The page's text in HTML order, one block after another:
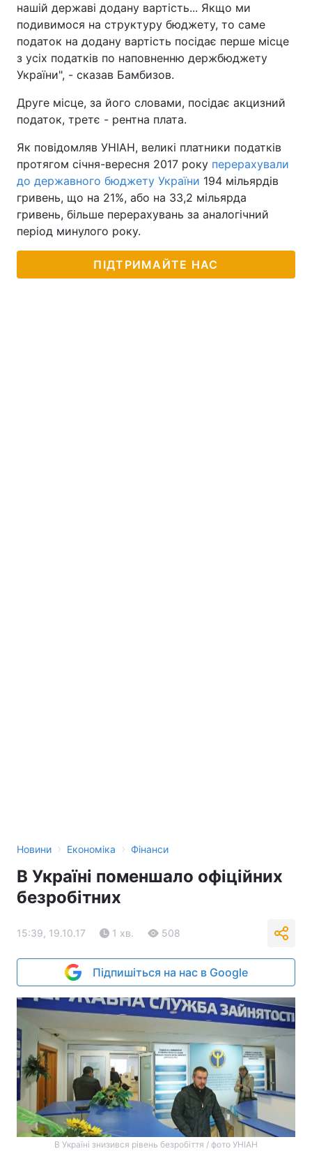
нашій державі додану вартість... Якщо ми
подивимося на структуру бюджету, то саме
податок на додану вартість посідає перше місце
з усіх податків по наповненню держбюджету
України", - сказав Бамбизов.
Друге місце, за його словами, посідає акцизний
податок, третє - рентна плата.
Як повідомляв УНІАН, великі платники податків
протягом січня-вересня 2017 року перерахували
до державного бюджету України 194 мільярдів
гривень, що на 21%, або на 33,2 мільярда
гривень, більше перерахувань за аналогічний
період минулого року.
ПІДТРИМАЙТЕ НАС
Новини › Економіка › Фінанси
В Україні поменшало офіційних
безробітних
15:39, 19.10.17 1 хв. 508
Підпишіться на нас в Google
В Україні знизився рівень безробіття / фото УНІАН